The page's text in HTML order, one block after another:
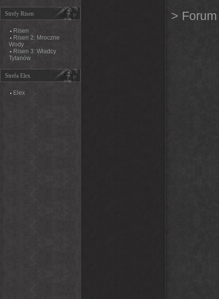
Strefy Risen
Risen
Risen 2: Mroczne
Wody
Risen 3: Władcy
Tytanów
Strefa Elex
Elex
>